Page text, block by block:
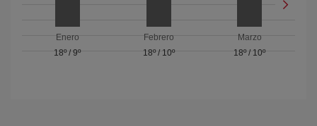
Enero
18º/9º
Febrero
18º/ 10º
Marzo
18º/ 10º